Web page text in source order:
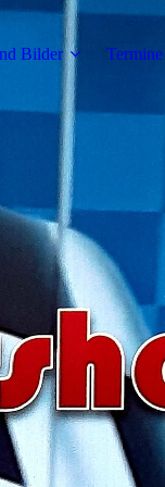
Bilder Termine